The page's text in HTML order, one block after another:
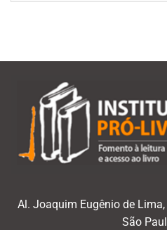
Al. Joaquim Eugênio de
São